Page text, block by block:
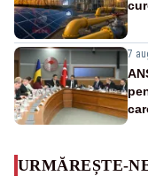
7
URMĂREȘTE-